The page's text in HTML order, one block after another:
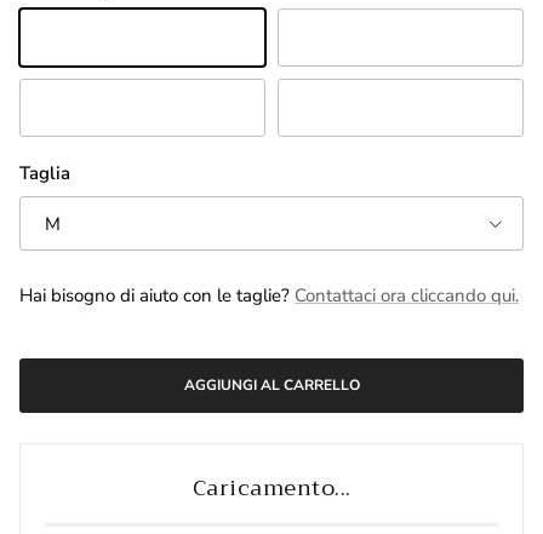
Taglia
M
Hai bisogno di aiuto con le taglie? Contattaci ora cliccando qui.
AGGIUNGI AL CARRELLO
Caricamento...